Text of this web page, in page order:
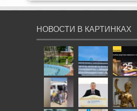
НОВОСТИ В КАРТИНКАХ